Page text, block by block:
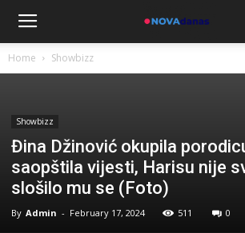
Home Showbizz
Showbizz
Đina Džinović okupila
saopštila vijesti, Harisu nije
slošilo mu se (Foto)
By Admin - February 17, 2024 511 0